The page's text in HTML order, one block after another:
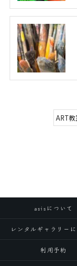
ART教
asisについて
レンタルギャラリー
利用予約